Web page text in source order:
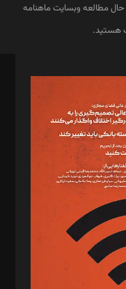
مطالعه وبسایت ماهنامه
هستید.
سروش کرمیان،
فائزه فتحی